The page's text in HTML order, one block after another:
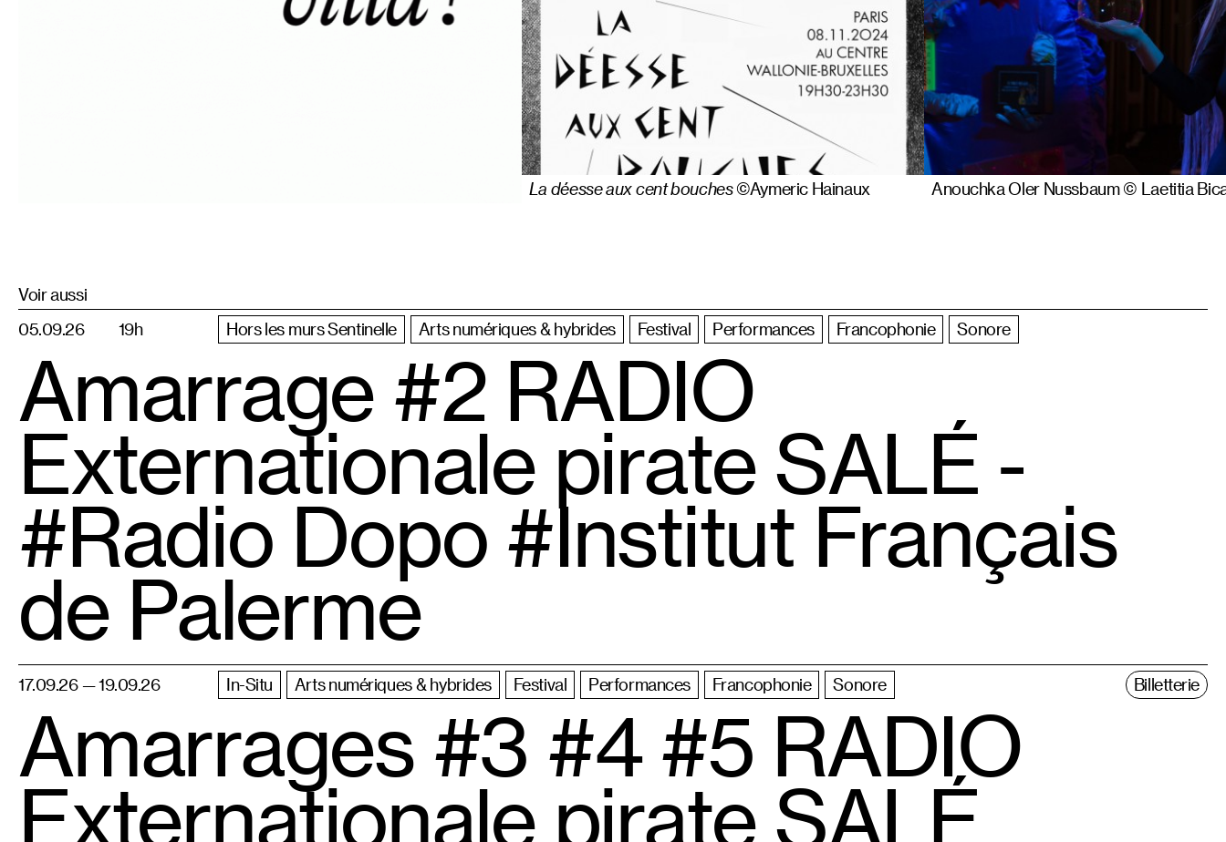
La déesse aux cent bouches©Aymeric Hainaux Anouchka Oler Nussbaum © Laetitia
Voir aussi
05.09.26
19h Hors les murs Sentinelle Arts numériques & hybrides Festival Performances Francophonie Sonore
Amarrage #2 RADIO
Externationale pirate SALÉ -
#Radio Dopo #Institut Français
de Palerme
17.09.26 — 19.09.26 In-Situ Arts numériques & hybrides Festival Performances Francophonie Sonore Billetterie
Amarrages #3 #4 #5 RADIO
Externationale pirate SALÉ